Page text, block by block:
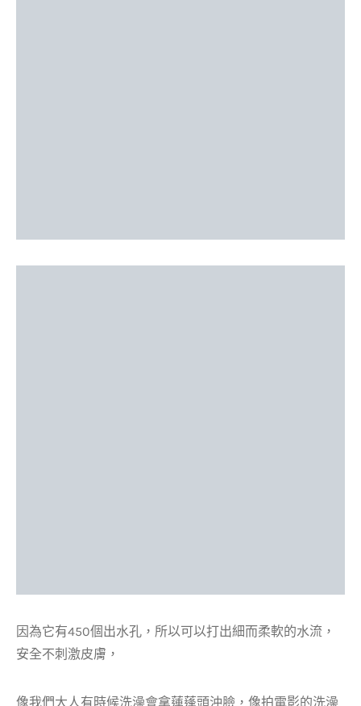
因為它有450個出水孔，所以可以打出細而柔軟的水流，
安全不刺激皮膚，
像我們大人有時候洗澡會拿蓮蓬頭沖臉，像拍電影的洗澡